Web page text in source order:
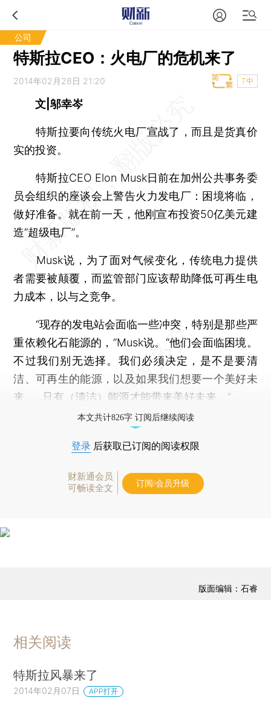
公司
特斯拉CEO：火电厂的危机来了
2014年02月28日 21:20 T中
文|邬幸岑
特斯拉要向传统火电厂宣战了，而且是货真价
实的投资。
特斯拉CEO Elon Musk日前在加州公共事务委
员会组织的座谈会上警告火力发电厂：困境将临，
做好准备。就在前一天，他刚宣布投资50亿美元建
造“超级电厂”。
Musk说，为了面对气候变化，传统电力提供
者需要被颠覆，而监管部门应该帮助降低可再生电
力成本，以与之竞争。
“现存的发电站会面临一些冲突，特别是那些严
重依赖化石能源的，”Musk说。“他们会面临困境。
不过我们别无选择。我们必须决定，是不是要清
洁、可再生的能源，以及如果我们想要一个美好未
来……只有（清洁）能源才能带来美好未来。”
本文共计826字 订阅后继续阅读
登录 后获取已订阅的阅读权限
财新通会员
可畅读全文
订阅/会员升级
版面编辑：石睿
相关阅读
特斯拉风暴来了
2014年02月07日 APP打开